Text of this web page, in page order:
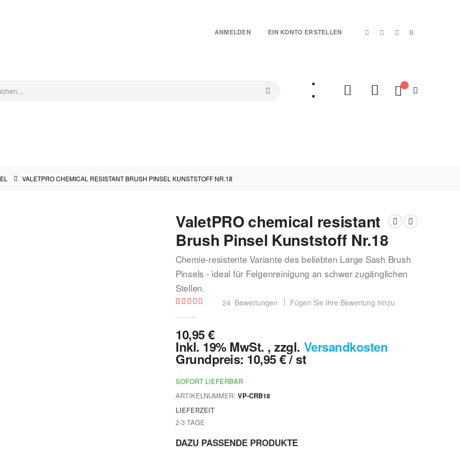
ANMELDEN EIN KONTO ERSTELLEN
Mein Warenkorb
VALETPRO CHEMICAL RESISTANT BRUSH PINSEL KUNSTSTOFF NR.18
ValetPRO chemical resistant
Brush Pinsel Kunststoff Nr.18
Chemie-resistente Variante des beliebten Large Sash Brush
Pinsels - ideal für Felgenreinigung an schwer zugänglichen
Stellen.
Bewertung: 24 Bewertungen Fügen Sie Ihre Bewertung hinzu
10,95 €
Inkl. 19% MwSt. ,zzgl. Versandkosten
Grundpreis: 10,95 €/ st
SOFORT LIEFERBAR
ARTIKELNUMMER VP-CRB18
LIEFERZEIT
2-3 TAGE
DAZU PASSENDE PRODUKTE